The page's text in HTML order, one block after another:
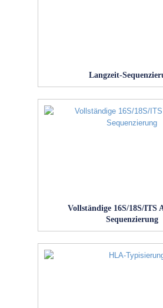
Langzeit-
Vollständige 16S/18S/ITS
Sequenzierung